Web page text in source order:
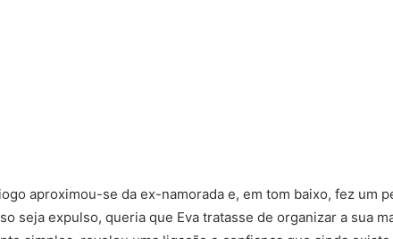
aproximou-se da ex-namorada e, em tom baixo, fez um
seja expulso, queria que Eva tratasse de organizar a sua